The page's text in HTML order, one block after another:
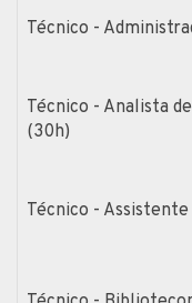
Técnico -
Técnico - Analista
(30h)
Técnico -